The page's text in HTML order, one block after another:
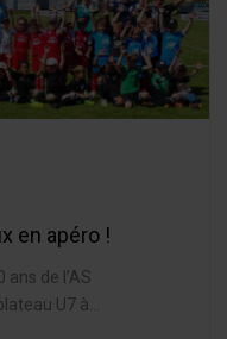
en apéro !
de l’AS
U7 à...